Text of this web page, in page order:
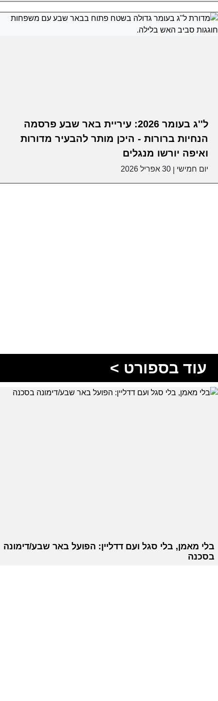
ל''ג בעומר 2026: עיריית באר שבע פרסמה
הנחיות ברורות - היכן מותר להבעיר מדורות
ואיפה יורשו מנגלים
יום חמישי 30 אפריל 2026
עוד בספורט >
בלי מאמן, בלי סגל ועם דדליין: הפועל באר שבע/דימונה
בסכנה